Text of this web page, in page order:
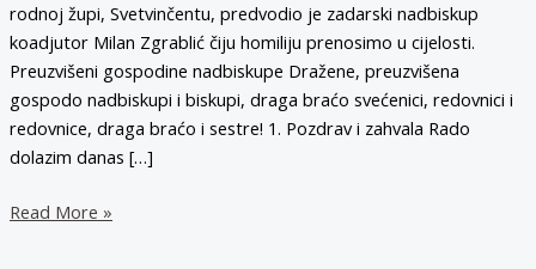
rodnoj župi, Svetvinčentu, predvodio je zadarski nadbiskup
koadjutor Milan Zgrablić čiju homiliju prenosimo u cijelosti.
Preuzvišeni gospodine nadbiskupe Dražene, preuzvišena
gospodo nadbiskupi i biskupi, draga braćo svećenici, redovnici i
redovnice, draga braćo i sestre! 1. Pozdrav i zahvala Rado
dolazim danas […]
Homilija
Read More »